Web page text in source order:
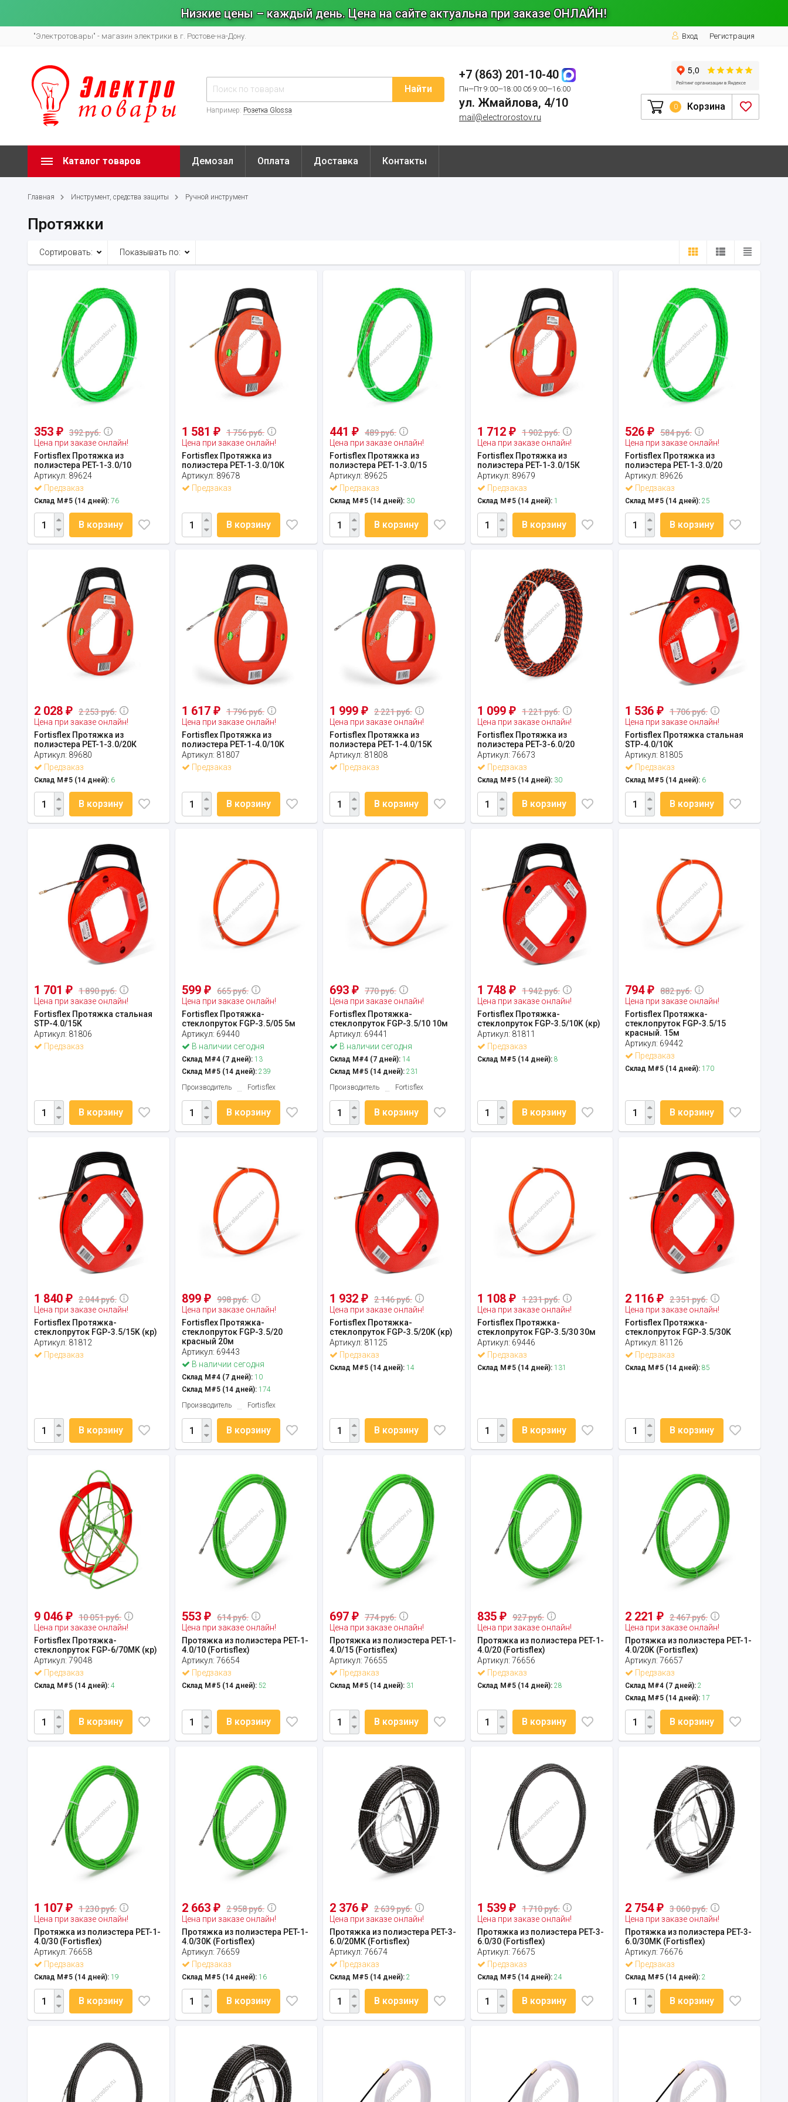
Низкие цены – каждый день. Цена на сайте актуальна при заказе ОНЛАЙН!
"Электротовары" - магазин электрики в г. Ростове-на-Дону. Вход Регистрация
Найти
Например: Розетка Glossa
+7 (863) 201-10-40
Пн—Пт 9:00—18:00 Сб 9:00—16:00
ул. Жмайлова, 4/10
mail@electrorostov.ru
0 Корзина
Каталог товаров Демозал Оплата Доставка Контакты
Главная Инструмент, средства защиты Ручной инструмент
Протяжки
Сортировать: Показывать по:
353 ₽
392 руб.
Цена при заказе онлайн!
Fortisflex Протяжка из
полиэстера PET-1-3.0/10
Артикул: 89624
Предзаказ
Склад М#5 (14 дней): 76
В корзину
1 581 ₽
1 756 руб.
Цена при заказе онлайн!
Fortisflex Протяжка из
полиэстера PET-1-3.0/10К
Артикул: 89678
Предзаказ
В корзину
441 ₽
489 руб.
Цена при заказе онлайн!
Fortisflex Протяжка из
полиэстера PET-1-3.0/15
Артикул: 89625
Предзаказ
Склад М#5 (14 дней): 30
В корзину
1 712 ₽
1 902 руб.
Цена при заказе онлайн!
Fortisflex Протяжка из
полиэстера PET-1-3.0/15К
Артикул: 89679
Предзаказ
Склад М#5 (14 дней): 1
В корзину
526 ₽
584 руб.
Цена при заказе онлайн!
Fortisflex Протяжка из
полиэстера PET-1-3.0/20
Артикул: 89626
Предзаказ
Склад М#5 (14 дней): 25
В корзину
2 028 ₽
2 253 руб.
Цена при заказе онлайн!
Fortisflex Протяжка из
полиэстера PET-1-3.0/20К
Артикул: 89680
Предзаказ
Склад М#5 (14 дней): 6
В корзину
1 617 ₽
1 796 руб.
Цена при заказе онлайн!
Fortisflex Протяжка из
полиэстера PET-1-4.0/10K
Артикул: 81807
Предзаказ
В корзину
1 999 ₽
2 221 руб.
Цена при заказе онлайн!
Fortisflex Протяжка из
полиэстера PET-1-4.0/15K
Артикул: 81808
Предзаказ
В корзину
1 099 ₽
1 221 руб.
Цена при заказе онлайн!
Fortisflex Протяжка из
полиэстера PET-3-6.0/20
Артикул: 76673
Предзаказ
Склад М#5 (14 дней): 30
В корзину
1 536 ₽
1 706 руб.
Цена при заказе онлайн!
Fortisflex Протяжка стальная
STP-4.0/10К
Артикул: 81805
Предзаказ
Склад М#5 (14 дней): 6
В корзину
1 701 ₽
1 890 руб.
Цена при заказе онлайн!
Fortisflex Протяжка стальная
STP-4.0/15К
Артикул: 81806
Предзаказ
В корзину
599 ₽
665 руб.
Цена при заказе онлайн!
Fortisflex Протяжка-
стеклопруток FGP-3.5/05 5м
Артикул: 69440
В наличии сегодня
Склад М#4 (7 дней): 13
Склад М#5 (14 дней): 239
Производитель
Fortisflex
В корзину
693 ₽
770 руб.
Цена при заказе онлайн!
Fortisflex Протяжка-
стеклопруток FGP-3.5/10 10м
Артикул: 69441
В наличии сегодня
Склад М#4 (7 дней): 14
Склад М#5 (14 дней): 231
Производитель
Fortisflex
В корзину
1 748 ₽
1 942 руб.
Цена при заказе онлайн!
Fortisflex Протяжка-
стеклопруток FGP-3.5/10K (кр)
Артикул: 81811
Предзаказ
Склад М#5 (14 дней): 8
В корзину
794 ₽
882 руб.
Цена при заказе онлайн!
Fortisflex Протяжка-
стеклопруток FGP-3.5/15
красный. 15м
Артикул: 69442
Предзаказ
Склад М#5 (14 дней): 170
В корзину
1 840 ₽
2 044 руб.
Цена при заказе онлайн!
Fortisflex Протяжка-
стеклопруток FGP-3.5/15K (кр)
Артикул: 81812
Предзаказ
В корзину
899 ₽
998 руб.
Цена при заказе онлайн!
Fortisflex Протяжка-
стеклопруток FGP-3.5/20
красный 20м
Артикул: 69443
В наличии сегодня
Склад М#4 (7 дней): 10
Склад М#5 (14 дней): 174
Производитель
Fortisflex
В корзину
1 932 ₽
2 146 руб.
Цена при заказе онлайн!
Fortisflex Протяжка-
стеклопруток FGP-3.5/20K (кр)
Артикул: 81125
Предзаказ
Склад М#5 (14 дней): 14
В корзину
1 108 ₽
1 231 руб.
Цена при заказе онлайн!
Fortisflex Протяжка-
стеклопруток FGP-3.5/30 30м
Артикул: 69446
Предзаказ
Склад М#5 (14 дней): 131
В корзину
2 116 ₽
2 351 руб.
Цена при заказе онлайн!
Fortisflex Протяжка-
стеклопруток FGP-3.5/30K
Артикул: 81126
Предзаказ
Склад М#5 (14 дней): 85
В корзину
9 046 ₽
10 051 руб.
Цена при заказе онлайн!
Fortisflex Протяжка-
стеклопруток FGP-6/70MK (кр)
Артикул: 79048
Предзаказ
Склад М#5 (14 дней): 4
В корзину
553 ₽
614 руб.
Цена при заказе онлайн!
Протяжка из полиэстера PET-1-
4.0/10 (Fortisflex)
Артикул: 76654
Предзаказ
Склад М#5 (14 дней): 52
В корзину
697 ₽
774 руб.
Цена при заказе онлайн!
Протяжка из полиэстера PET-1-
4.0/15 (Fortisflex)
Артикул: 76655
Предзаказ
Склад М#5 (14 дней): 31
В корзину
835 ₽
927 руб.
Цена при заказе онлайн!
Протяжка из полиэстера PET-1-
4.0/20 (Fortisflex)
Артикул: 76656
Предзаказ
Склад М#5 (14 дней): 28
В корзину
2 221 ₽
2 467 руб.
Цена при заказе онлайн!
Протяжка из полиэстера PET-1-
4.0/20K (Fortisflex)
Артикул: 76657
Предзаказ
Склад М#4 (7 дней): 2
Склад М#5 (14 дней): 17
В корзину
1 107 ₽
1 230 руб.
Цена при заказе онлайн!
Протяжка из полиэстера PET-1-
4.0/30 (Fortisflex)
Артикул: 76658
Предзаказ
Склад М#5 (14 дней): 19
В корзину
2 663 ₽
2 958 руб.
Цена при заказе онлайн!
Протяжка из полиэстера PET-1-
4.0/30K (Fortisflex)
Артикул: 76659
Предзаказ
Склад М#5 (14 дней): 16
В корзину
2 376 ₽
2 639 руб.
Цена при заказе онлайн!
Протяжка из полиэстера PET-3-
6.0/20МК (Fortisflex)
Артикул: 76674
Предзаказ
Склад М#5 (14 дней): 2
В корзину
1 539 ₽
1 710 руб.
Цена при заказе онлайн!
Протяжка из полиэстера PET-3-
6.0/30 (Fortisflex)
Артикул: 76675
Предзаказ
Склад М#5 (14 дней): 24
В корзину
2 754 ₽
3 060 руб.
Цена при заказе онлайн!
Протяжка из полиэстера PET-3-
6.0/30MK (Fortisflex)
Артикул: 76676
Предзаказ
Склад М#5 (14 дней): 2
В корзину